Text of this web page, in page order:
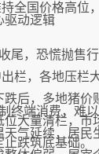
全国价格高位
驱动逻辑
尾，恐慌抛售
栏，各地压栏
跌后，多地猪价
大量清栏，市
止跌筑底基础。
终端消费，难
气延续，居民